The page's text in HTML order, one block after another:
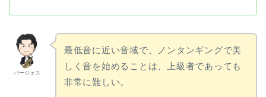
バージェス
最低音に近い音域で、ノンタンギングで美
しく音を始めることは、上級者であっても
非常に難しい。